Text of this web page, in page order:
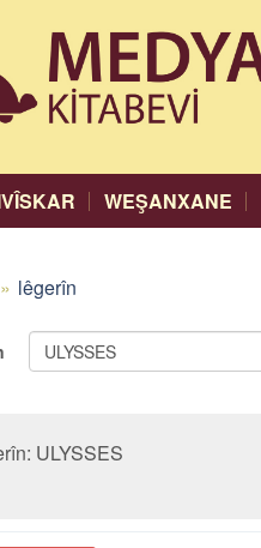
WEŞANXANE
lêgerîn
ULYSSES